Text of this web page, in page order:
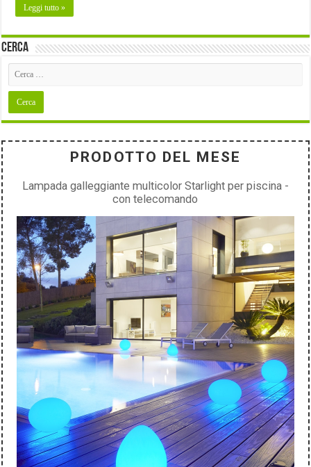
Leggi tutto »
Cerca
PRODOTTO DEL MESE
Lampada galleggiante multicolor Starlight per piscina -
con telecomando